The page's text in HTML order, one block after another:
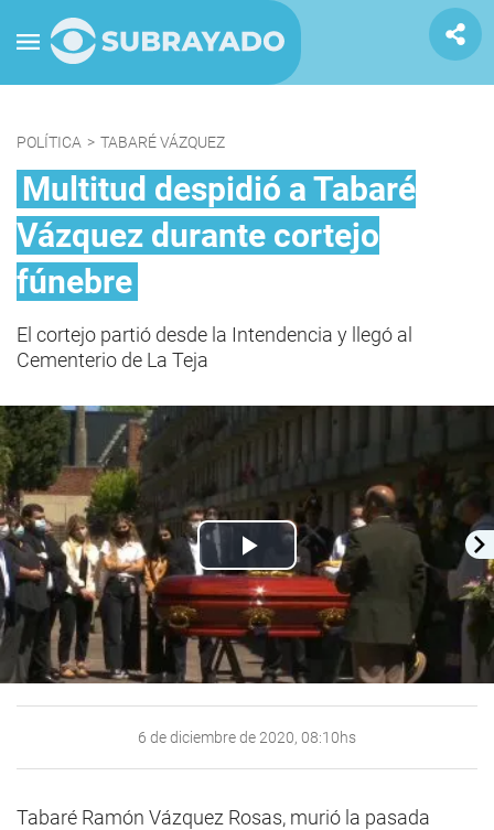
POLÍTICA > TABARÉ VÁZQUEZ
Multitud despidió a Tabaré
Vázquez durante cortejo
fúnebre
El cortejo partió desde la Intendencia y llegó al
Cementerio de La Teja
Play
Video
6 de diciembre de 2020, 08:10hs
Tabaré Ramón Vázquez Rosas, murió la pasada